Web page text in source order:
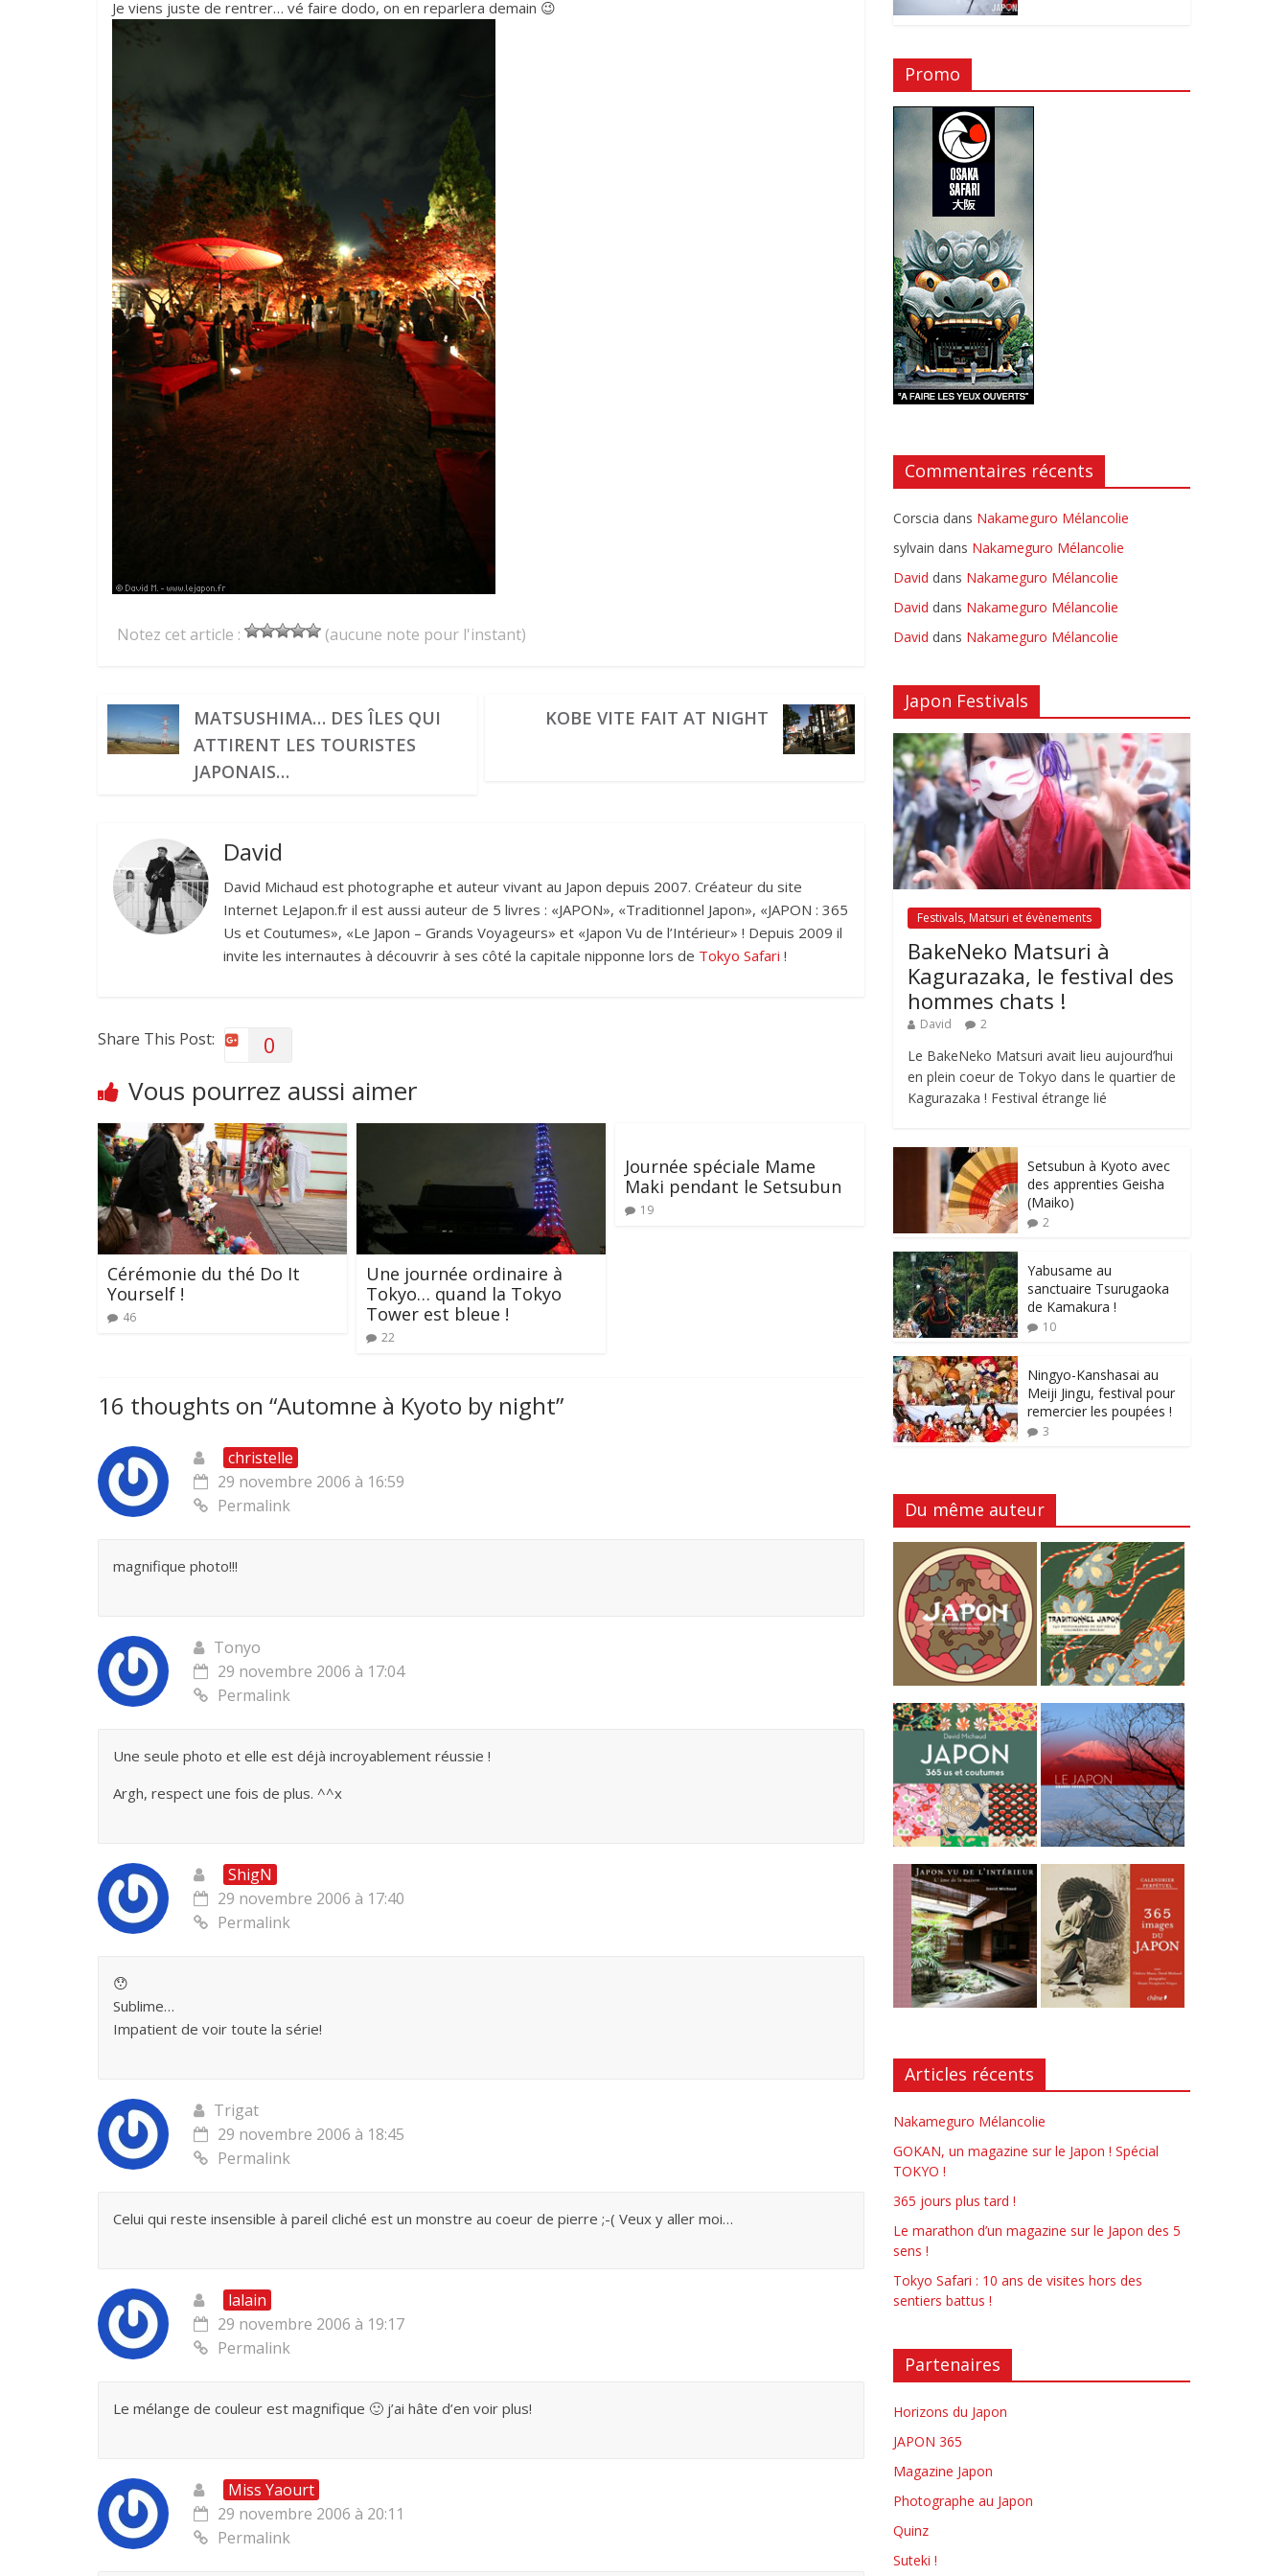
Je viens juste de rentrer… vé faire dodo, on en reparlera demain 😉
Notez cet article : (aucune note pour l'instant)
MATSUSHIMA… DES ÎLES QUI
ATTIRENT LES TOURISTES
JAPONAIS…
KOBE VITE FAIT AT NIGHT
David
David Michaud est photographe et auteur vivant au Japon depuis 2007. Créateur du site
Internet LeJapon.fr il est aussi auteur de 5 livres : «JAPON», «Traditionnel Japon», «JAPON : 365
Us et Coutumes», «Le Japon – Grands Voyageurs» et «Japon Vu de l’Intérieur» ! Depuis 2009 il
invite les internautes à découvrir à ses côté la capitale nipponne lors de Tokyo Safari !
Share This Post: 0
Vous pourrez aussi aimer
Cérémonie du thé Do It
Yourself !
46
Une journée ordinaire à
Tokyo… quand la Tokyo
Tower est bleue !
22
Journée spéciale Mame
Maki pendant le Setsubun
19
16 thoughts on “Automne à Kyoto by night”
christelle
29 novembre 2006 à 16:59
Permalink
magnifique photo!!!
Tonyo
29 novembre 2006 à 17:04
Permalink
Une seule photo et elle est déjà incroyablement réussie !
Argh, respect une fois de plus. ^^x
ShigN
29 novembre 2006 à 17:40
Permalink
😯
Sublime…
Impatient de voir toute la série!
Trigat
29 novembre 2006 à 18:45
Permalink
Celui qui reste insensible à pareil cliché est un monstre au coeur de pierre ;-( Veux y aller moi…
lalain
29 novembre 2006 à 19:17
Permalink
Le mélange de couleur est magnifique 🙂 j’ai hâte d’en voir plus!
Miss Yaourt
29 novembre 2006 à 20:11
Permalink
Promo
Commentaires récents
Corscia dans Nakameguro Mélancolie
sylvain dans Nakameguro Mélancolie
David dans Nakameguro Mélancolie
David dans Nakameguro Mélancolie
David dans Nakameguro Mélancolie
Japon Festivals
Festivals, Matsuri et évènements
BakeNeko Matsuri à
Kagurazaka, le festival des
hommes chats !
David 2
Le BakeNeko Matsuri avait lieu aujourd’hui
en plein coeur de Tokyo dans le quartier de
Kagurazaka ! Festival étrange lié
Setsubun à Kyoto avec
des apprenties Geisha
(Maiko)
2
Yabusame au
sanctuaire Tsurugaoka
de Kamakura !
10
Ningyo-Kanshasai au
Meiji Jingu, festival pour
remercier les poupées !
3
Du même auteur
Articles récents
Nakameguro Mélancolie
GOKAN, un magazine sur le Japon ! Spécial
TOKYO !
365 jours plus tard !
Le marathon d’un magazine sur le Japon des 5
sens !
Tokyo Safari : 10 ans de visites hors des
sentiers battus !
Partenaires
Horizons du Japon
JAPON 365
Magazine Japon
Photographe au Japon
Quinz
Suteki !